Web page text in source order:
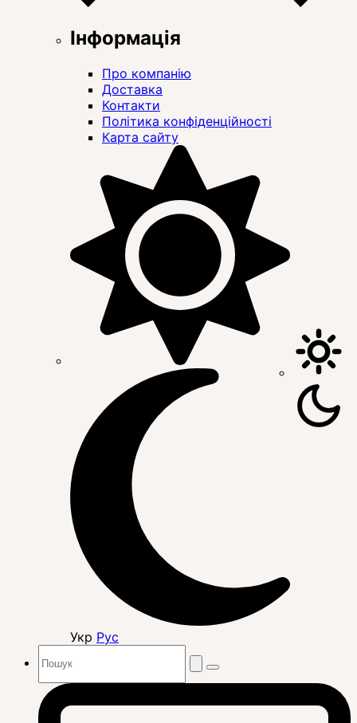
Інформація
Про компанію
Доставка
Контакти
Політика конфіденційності
Карта сайту
Укр Рус